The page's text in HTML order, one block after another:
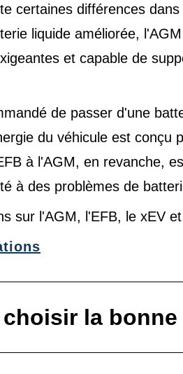
certaines différences
liquide améliorée,
et capable de
de passer d'une
du véhicule est conçu
à l'AGM, en revanche,
à des problèmes de
sur l'AGM, l'EFB, le xEV
la